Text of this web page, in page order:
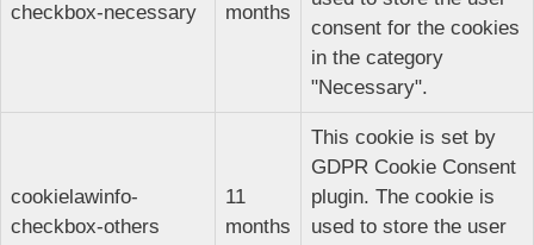
checkbox-necessary
months
consent for the cookies
in the category
"Necessary".
cookielawinfo-
checkbox-others
11
months
This cookie is set by
GDPR Cookie Consent
plugin. The cookie is
used to store the user